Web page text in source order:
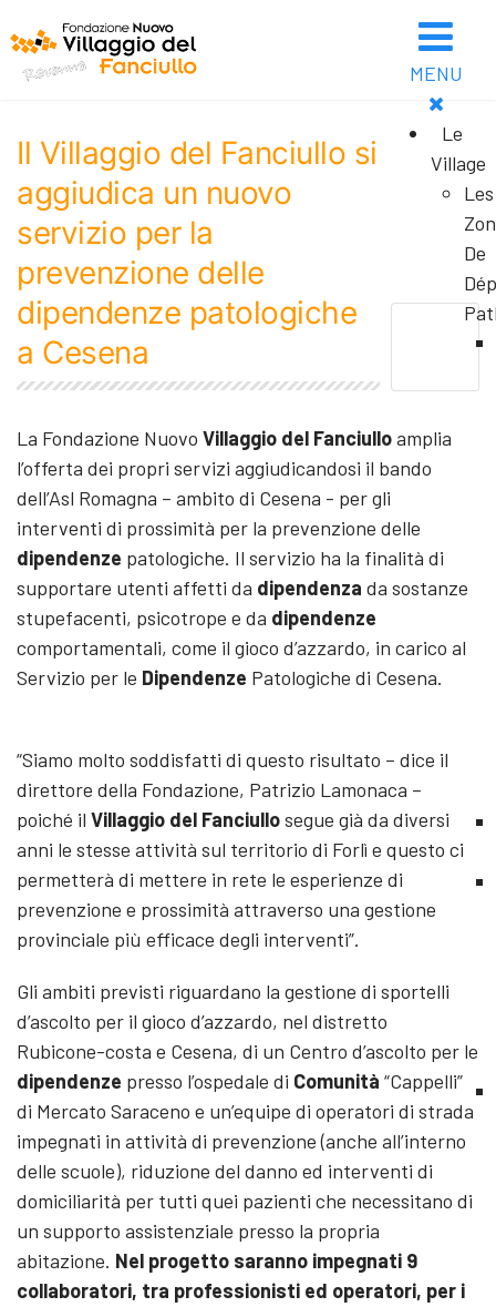
MENU
Le
Village
Les
De
Il Villaggio del Fanciullo si
aggiudica un nuovo
servizio per la
prevenzione delle
dipendenze patologiche
a Cesena
La Fondazione Nuovo Villaggio del Fanciulloamplia
l’offerta dei propri servizi aggiudicandosi il bando
dell’Asl Romagna – ambito di Cesena - per gli
interventi di prossimità per la prevenzione delle
dipendenze patologiche. Il servizio ha la finalità di
supportare utenti affetti da dipendenza da sostanze
stupefacenti, psicotrope e da dipendenze
comportamentali, come il gioco d’azzardo, in carico al
Servizio per le Dipendenze Patologiche di Cesena.
“Siamo molto soddisfatti di questo risultato – dice il
direttore della Fondazione, Patrizio Lamonaca –
poiché il Villaggio del Fanciullosegue già da diversi
anni le stesse attività sul territorio di Forlì e questo ci
permetterà di mettere in rete le esperienze di
prevenzione e prossimità attraverso una gestione
provinciale più efficace degli interventi”.
Gli ambiti previsti riguardano la gestione di sportelli
d’ascolto per il gioco d’azzardo, nel distretto
Rubicone-costa e Cesena, di un Centro d’ascolto per le
dipendenze presso l’ospedale di Comunità “Cappelli”
di Mercato Saraceno e un’equipe di operatori di strada
impegnati in attività di prevenzione (anche all’interno
delle scuole), riduzione del danno ed interventi di
domiciliarità per tutti quei pazienti che necessitano di
un supporto assistenziale presso la propria
abitazione. Nel progetto saranno impegnati 9
collaboratori, tra professionisti ed operatori, per i